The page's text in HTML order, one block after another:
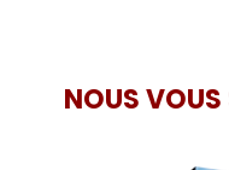
NOUS VOUS